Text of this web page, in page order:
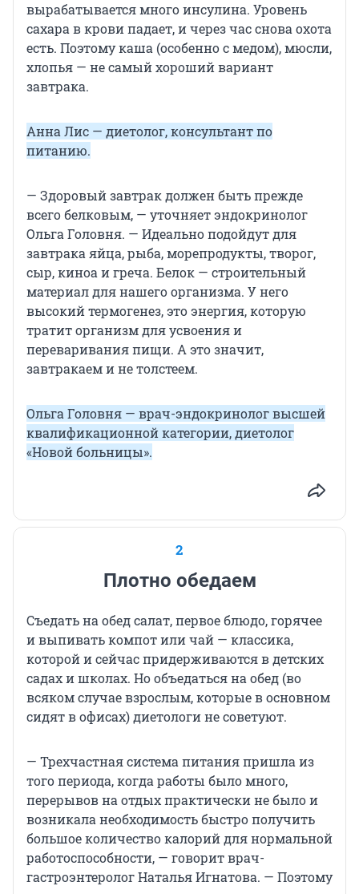
вырабатывается много инсулина. Уровень
сахара в крови падает, и через час снова охота
есть. Поэтому каша (особенно с медом), мюсли,
хлопья — не самый хороший вариант
завтрака.
Анна Лис — диетолог, консультант по
питанию.
— Здоровый завтрак должен быть прежде
всего белковым, — уточняет эндокринолог
Ольга Головня. — Идеально подойдут для
завтрака яйца, рыба, морепродукты, творог,
сыр, киноа и греча. Белок — строительный
материал для нашего организма. У него
высокий термогенез, это энергия, которую
тратит организм для усвоения и
переваривания пищи. А это значит,
завтракаем и не толстеем.
Ольга Головня — врач-эндокринолог высшей
квалификационной категории, диетолог
«Новой больницы».
2
Плотно обедаем
Съедать на обед салат, первое блюдо, горячее
и выпивать компот или чай — классика,
которой и сейчас придерживаются в детских
садах и школах. Но объедаться на обед (во
всяком случае взрослым, которые в основном
сидят в офисах) диетологи не советуют.
— Трехчастная система питания пришла из
того периода, когда работы было много,
перерывов на отдых практически не было и
возникала необходимость быстро получить
большое количество калорий для нормальной
работоспособности, — говорит врач-
гастроэнтеролог Наталья Игнатова. — Поэтому